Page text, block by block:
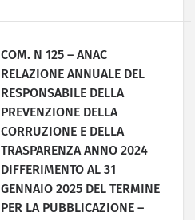
COM. N 125 – ANAC
RELAZIONE ANNUALE DEL
RESPONSABILE DELLA
PREVENZIONE DELLA
CORRUZIONE E DELLA
TRASPARENZA ANNO 2024
DIFFERIMENTO AL 31
GENNAIO 2025 DEL TERMINE
PER LA PUBBLICAZIONE –